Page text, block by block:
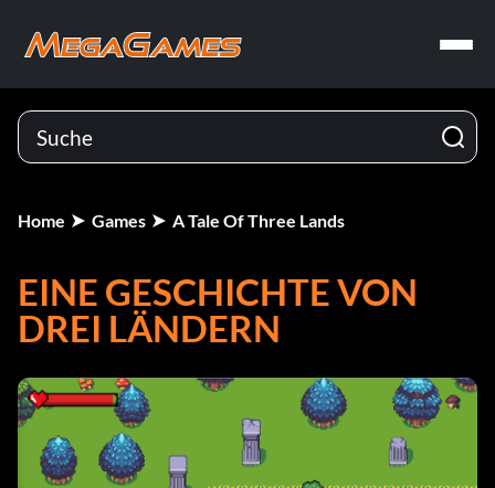
Home Games A Tale Of Three Lands
EINE GESCHICHTE VON
DREI LÄNDERN